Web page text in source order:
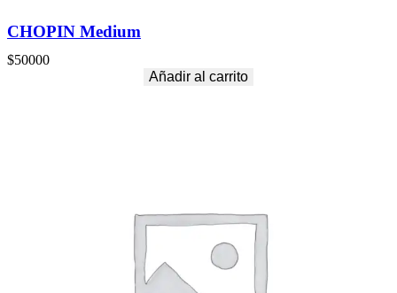
CHOPIN Medium
$50000
Añadir al carrito